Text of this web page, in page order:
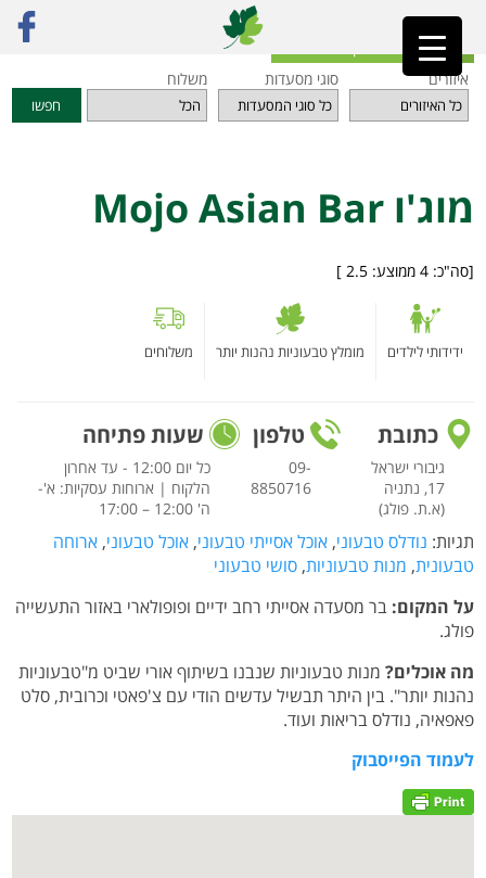
ראשי»מסעדות
חזרה לאינדקס המסעדות
איזורים
סוגי מסעדות משלוח
חפשו
מוג'ו Mojo Asian Bar
[סה"כ: 4 ממוצע: 2.5
]
ידידותי לילדים מומלץ טבעוניות נהנות יותר משלוחים
כתובת
גיבורי ישראל
17, נתניה
(א.ת. פולג)
טלפון
09-
8850716
שעות פתיחה
כל יום 12:00 - עד אחרון
הלקוח | ארוחות עסקיות: א'-
ה' 12:00 – 17:00
תגיות: נודלס טבעוני, אוכל אסייתי טבעוני, אוכל טבעוני, ארוחה
טבעונית, מנות טבעוניות, סושי טבעוני
על המקום: בר מסעדה אסייתי רחב ידיים ופופולארי באזור התעשייה
פולג.
מה אוכלים? מנות טבעוניות שנבנו בשיתוף אורי שביט מ"טבעוניות
נהנות יותר". בין היתר תבשיל עדשים הודי עם צ'פאטי וכרובית, סלט
פאפאיה, נודלס בריאות ועוד.
לעמוד הפייסבוק